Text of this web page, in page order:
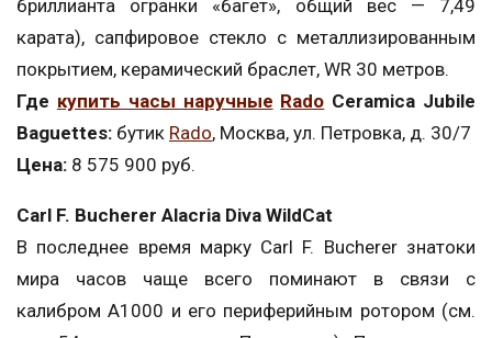
бриллианта огранки «багет», общий вес — 7,49
карата), сапфировое стекло с металлизированным
покрытием, керамический браслет, WR 30 метров.
Где купить часы наручные Rado Ceramica Jubile
Baguettes: бутик Rado, Москва, ул. Петровка, д. 30/7
Цена: 8 575 900 руб.
Carl F. Bucherer Alacria Diva WildCat
В последнее время марку Carl F. Bucherer знатоки
мира часов чаще всего поминают в связи с
калибром A1000 и его периферийным ротором (см.